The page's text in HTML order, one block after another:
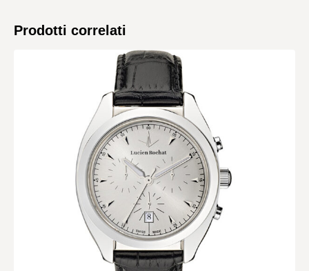
Prodotti correlati